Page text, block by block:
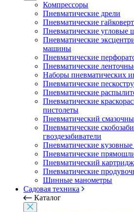
Компрессоры
Пневматические дрели
Пневматические
Пневматические
Пневматические
машины
Пневматические
Пневматические
Наборы пневматических
Пневматические
Пневматические
Пневматические
пистолеты
Пневматический
Пневматические
гвоздезабиватели
Пневматические
Пневматические
Пневматический
Пневматические
Шинные манометры
Садовая техника
Каталог